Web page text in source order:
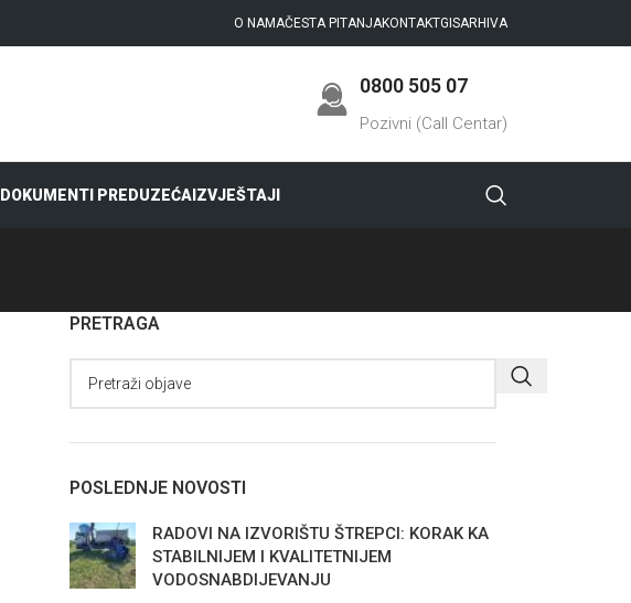
O NAMAČESTA PITANJAKONTAKTGISARHIVA
0800 505 07
Pozivni (Call Centar)
DOKUMENTI PREDUZEĆAIZVJEŠTAJI
PRETRAGA
POSLEDNJE NOVOSTI
RADOVI NA IZVORIŠTU ŠTREPCI: KORAK KA
STABILNIJEM I KVALITETNIJEM
VODOSNABDIJEVANJU